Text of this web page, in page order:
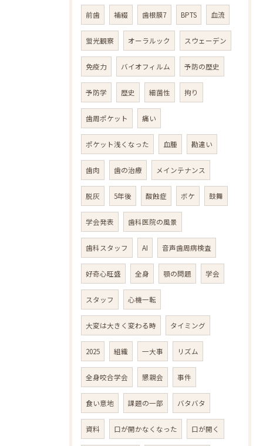
前歯 補綴 歯根膜7 BPTS 血流
蛍光観察 オーラルック スウェーデン
免疫力 バイオフィルム 予防の歴史
予防学 歴史 細菌性 拘り
歯周ポケット 痛い
ポケット浅くなった 血腫 勘違い
歯肉 歯の治療 メインテナンス
脱灰 5年後 酸蝕症 ボケ 鼓舞
学会発表 歯科医院の風景
歯科スタッフ AI 音声歯周病検査
好奇心旺盛 全身 顎の問題 学会
スタッフ 心機一転
大変は大きく変わる時 タイミング
2025 組織 一大事 リズム
全身咬合学会 懇親会 事件
食い意地 課題の一部 バタバタ
資料 口が開かなくなった 口が開く